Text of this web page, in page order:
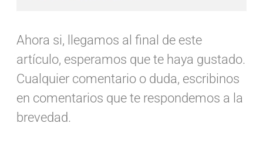
Ahora si, llegamos al final de este
artículo, esperamos que te haya gustado.
Cualquier comentario o duda, escribinos
en comentarios que te respondemos a la
brevedad.